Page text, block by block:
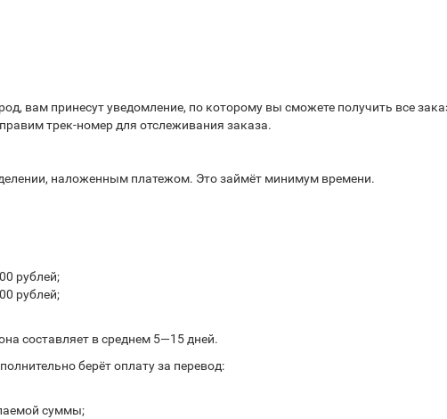
вам принесут уведомление, по которому вы сможете получить все
трек-номер для отслеживания заказа.
наложенным платежом. Это займёт минимум времени.
рублей;
рублей;
составляет в среднем 5—15 дней.
берёт оплату за перевод:
суммы;